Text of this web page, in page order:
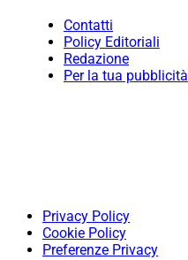
Contatti
Policy Editoriali
Redazione
Per la tua pubblicità
Privacy Policy
Cookie Policy
Preferenze Privacy